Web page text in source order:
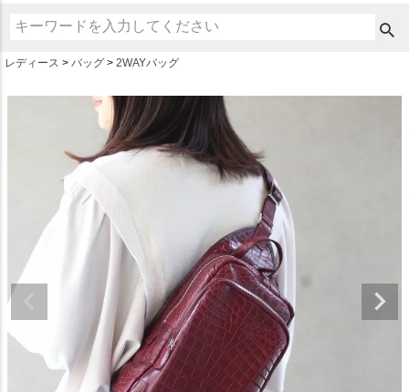
レディース バッグ 2WAYバッグ